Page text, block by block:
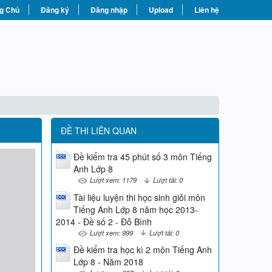
Chủ Đăng ký Đăng nhập Upload Liên hệ
ĐỀ THI LIÊN QUAN
Đề kiểm tra 45 phút số 3 môn Tiếng
Anh Lớp 8
Lượt xem: 1179 Lượt tải: 0
Tài liệu luyện thi học sinh giỏi môn
Tiếng Anh Lớp 8 năm học 2013-
2014 - Đề số 2 - Đỗ Bình
Lượt xem: 999 Lượt tải: 0
Đề kiểm tra học kì 2 môn Tiếng Anh
Lớp 8 - Năm 2018